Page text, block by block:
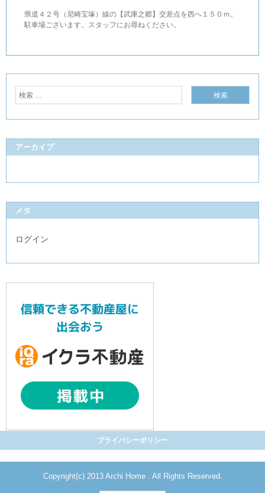
県道４２号（尼崎宝塚）線の【武庫之郷】交差点を西へ１５０ｍ。
駐車場ございます。スタッフにお尋ねください。
アーカイブ
メタ
ログイン
プライバシーポリシー
Copyright(c) 2013 Archi Home . All Rights Reserved.